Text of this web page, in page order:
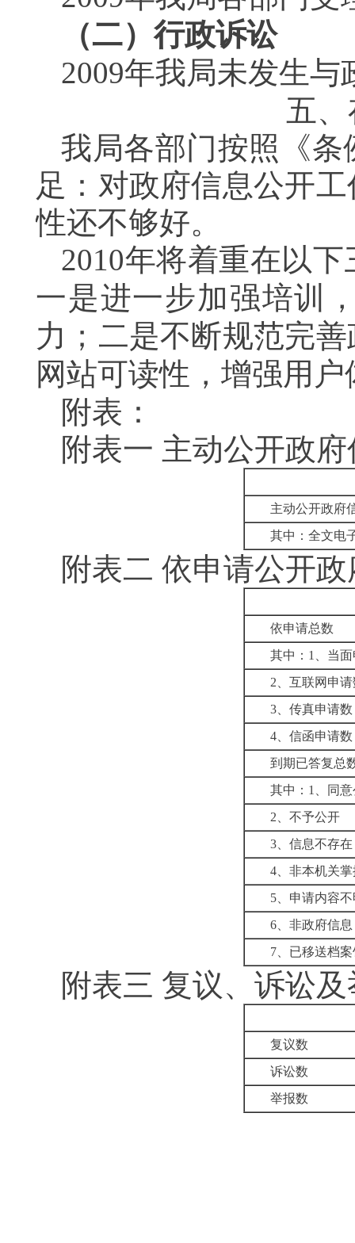
（二）行政诉讼
2009年我局未发生与
五
我局各部门按照《
足：对政府信息公开
性还不够好。
2010年将着重在以
一是进一步加强培训
力；二是不断规范完
网站可读性，增强用户
附表：
附表一 主动公开政
主动公开政府
其中：全文电
附表二 依申请公开
依申请总数
其中： 1
、当
2 、互联网申
3 、传真申请数
4 、信函申请数
到期已答复总
其中： 1
同
2 、不予公开
3 、信息不存在
4 、非本机关
5 、申请内容
6 、非政府信息
7 、已移送档
附表三 复议、诉讼
复议数
诉讼数
举报数